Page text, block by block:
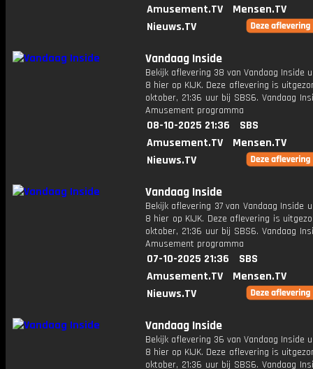
Amusement.TV
Mensen.TV
Nieuws.TV
Vandaag Inside
Bekijk aflevering 38 van Vandaag Inside
8 hier op KIJK. Deze aflevering is
oktober, 21:36 uur bij SBS6. Vandaag
Amusement programma
08-10-2025 21:36
SBS
Amusement.TV
Mensen.TV
Nieuws.TV
Vandaag Inside
Bekijk aflevering 37 van Vandaag Inside
8 hier op KIJK. Deze aflevering is
oktober, 21:36 uur bij SBS6. Vandaag
Amusement programma
07-10-2025 21:36
SBS
Amusement.TV
Mensen.TV
Nieuws.TV
Vandaag Inside
Bekijk aflevering 36 van Vandaag Inside
8 hier op KIJK. Deze aflevering is
oktober, 21:36 uur bij SBS6. Vandaag